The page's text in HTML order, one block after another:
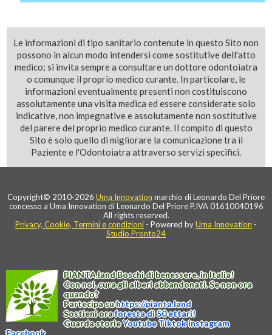
Le informazioni di tipo sanitario contenute in questo Sito non
possono in alcun modo intendersi come sostitutive dell'atto
medico; si invita sempre a consultare un dottore odontoiatra
o comunque il proprio medico curante. In particolare, le
informazioni eventualmente presenti non costituiscono
assolutamente una visita medica ed essere considerate solo
indicative, non impegnative e assolutamente non sostitutive
del parere del proprio medico curante. Il compito di questo
Sito è solo quello di migliorare la comunicazione tra il
Paziente e l'Odontoiatra attraverso servizi specifici.
Copyright© 2010-2026 Uma Innovation marchio di Leonardo Del Priore
concesso a Uma Innovation di Leonardo Del Priore P.IVA 01610040196
All rights reserved.
Privacy, Cookie, Termini e condizioni - Powered byUma Innovation -
Studio Pronto24
PIANTA.landBoschi di benessere, in Italia!
Con noi, cura gli alberi abbandonati. Se non ora
quando?
Partecipa suhttps://pianta.land
Sostieni oraforesta di 50 ettari!
Guarda storieYoutubeTiktokInstagram
Facebook